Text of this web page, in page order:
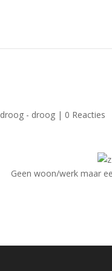
droog - droog | 0 Reacties
Geen woon/werk maar